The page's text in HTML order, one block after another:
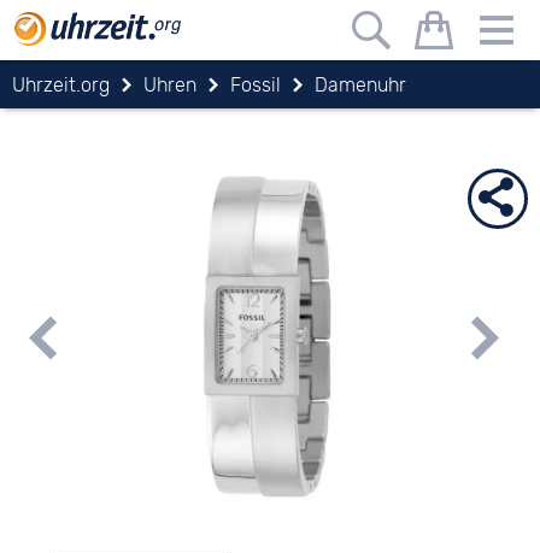
Uhrzeit.org Uhren Fossil Damenuhr